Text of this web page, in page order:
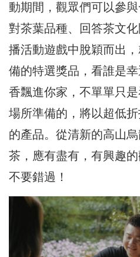
動期間，觀眾們可以參
對茶葉品種、回答茶文
播活動遊戲中脫穎而出
備的特選獎品，看誰是
香飄進你家，不單單只
場所準備的，將以超低
的產品。從清新的高山
茶，應有盡有，有興趣
不要錯過！